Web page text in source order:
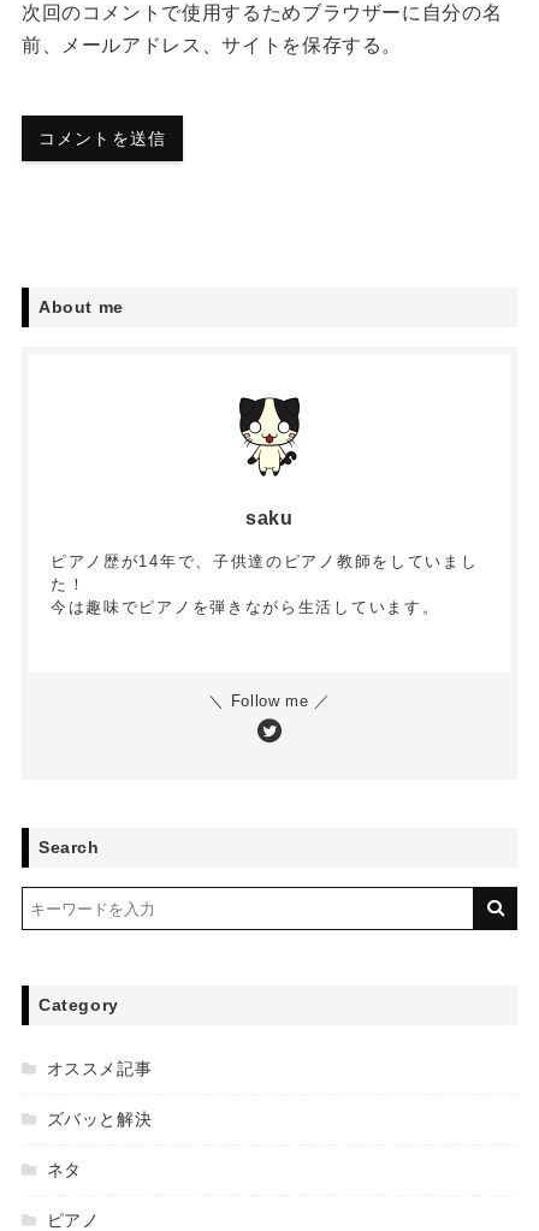
次回のコメントで使用するためブラウザーに自分の名
前、メールアドレス、サイトを保存する。
About me
saku
ピアノ歴が14年で、子供達のピアノ教師をしていまし
た！
今は趣味でピアノを弾きながら生活しています。
＼ Follow me ／
Search
Category
オススメ記事
ズバッと解決
ネタ
ピアノ